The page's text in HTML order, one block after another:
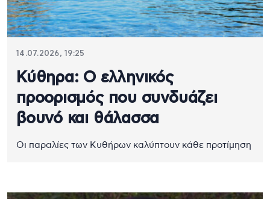
14.07.2026, 19:25
Κύθηρα: Ο ελληνικός
προορισμός που συνδυάζει
βουνό και θάλασσα
Οι παραλίες των Κυθήρων καλύπτουν κάθε προτίμηση